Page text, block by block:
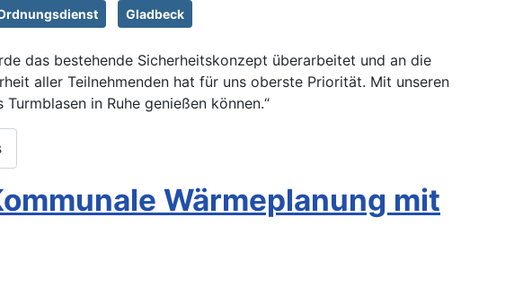
Gladbeck
das bestehende Sicherheitskonzept überarbeitet und an die
aller Teilnehmenden hat für uns oberste Priorität. Mit unseren
in Ruhe genießen können.“
Wärmeplanung mit